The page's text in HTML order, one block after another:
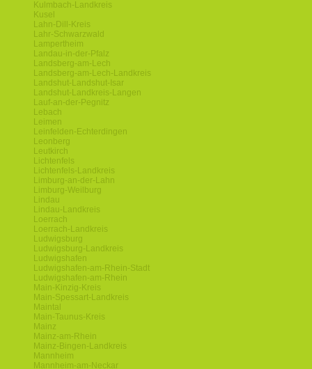
Kulmbach-Landkreis
Kusel
Lahn-Dill-Kreis
Lahr-Schwarzwald
Lampertheim
Landau-in-der-Pfalz
Landsberg-am-Lech
Landsberg-am-Lech-Landkreis
Landshut-Landshut-Isar
Landshut-Landkreis-Langen
Lauf-an-der-Pegnitz
Lebach
Leimen
Leinfelden-Echterdingen
Leonberg
Leutkirch
Lichtenfels
Lichtenfels-Landkreis
Limburg-an-der-Lahn
Limburg-Weilburg
Lindau
Lindau-Landkreis
Loerrach
Loerrach-Landkreis
Ludwigsburg
Ludwigsburg-Landkreis
Ludwigshafen
Ludwigshafen-am-Rhein-Stadt
Ludwigshafen-am-Rhein
Main-Kinzig-Kreis
Main-Spessart-Landkreis
Maintal
Main-Taunus-Kreis
Mainz
Mainz-am-Rhein
Mainz-Bingen-Landkreis
Mannheim
Mannheim-am-Neckar